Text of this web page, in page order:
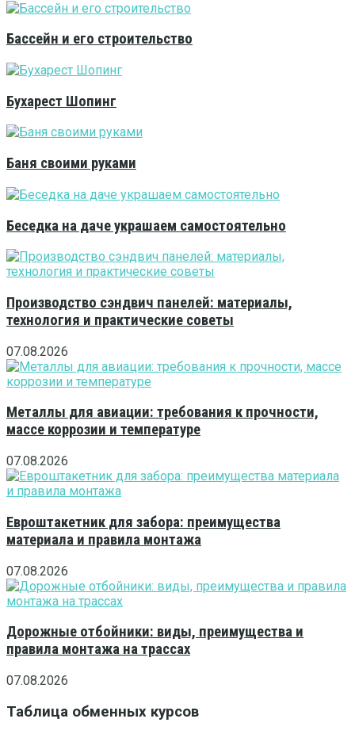
Бассейн и его строительство
Бухарест Шопинг
Баня своими руками
Беседка на даче украшаем самостоятельно
Производство сэндвич панелей: материалы,
технология и практические советы
07.08.2026
Металлы для авиации: требования к прочности,
массе коррозии и температуре
07.08.2026
Евроштакетник для забора: преимущества
материала и правила монтажа
07.08.2026
Дорожные отбойники: виды, преимущества и
правила монтажа на трассах
07.08.2026
Таблица обменных курсов